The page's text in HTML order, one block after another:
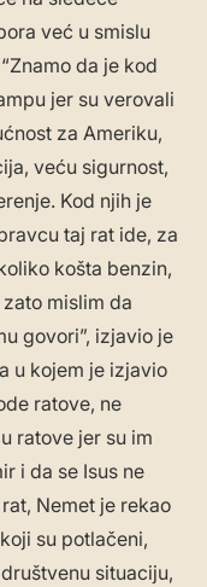
već u smislu
da je kod
jer su verovali
za Ameriku,
veću sigurnost,
Kod njih je
taj rat ide, za
košta benzin,
mislim da
govori”, izjavio je
u kojem je izjavio
ratove, ne
ratove jer su im
i da se Isus ne
Nemet je rekao
su potlačeni,
situaciju,